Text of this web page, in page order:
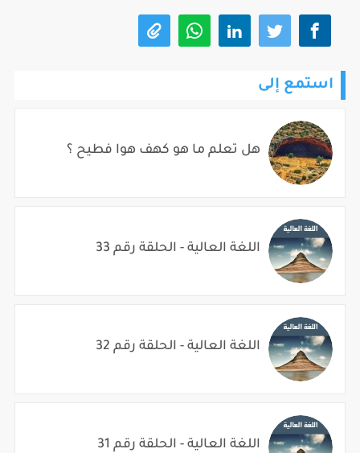
استمع إلى
هل تعلم ما هو كهف هوا فطيح ؟
اللغة العالية - الحلقة رقم 33
اللغة العالية - الحلقة رقم 32
اللغة العالية - الحلقة رقم 31